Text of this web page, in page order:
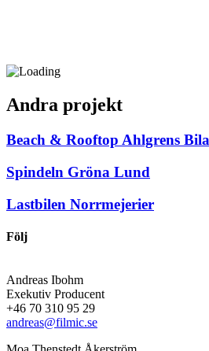
Andra projekt
Beach & Rooftop Ahlgrens
Spindeln Gröna Lund
Lastbilen Norrmejerier
Följ
Andreas Ibohm
Exekutiv Producent
+46 70 310 95 29
andreas@filmic.se